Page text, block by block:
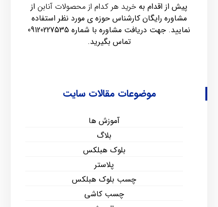
پیش از اقدام به خرید هر کدام از محصولات آنابن از
مشاوره رایگان کارشناس حوزه ی مورد نظر استفاده
نمایید. جهت دریافت مشاوره با شماره 09120227535
تماس بگیرید.
موضوعات مقالات سایت
آموزش ها
بلاگ
بلوک هبلکس
پلاستر
چسب بلوک هبلکس
چسب کاشی